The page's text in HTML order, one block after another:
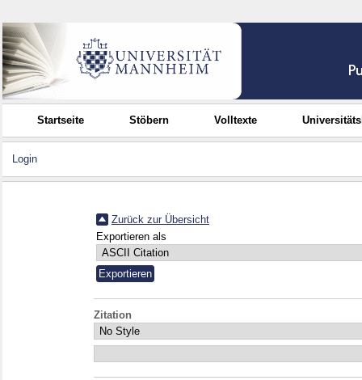
Startseite Stöbern Volltexte
Login
Zurück zur Übersicht
Exportieren als
Zitation